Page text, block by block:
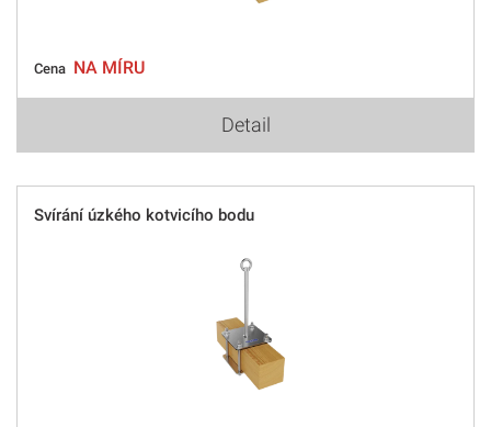
Cena NA MÍRU
Detail
Svírání úzkého kotvicího bodu